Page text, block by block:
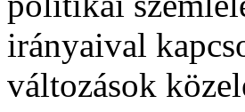
irányaival
változások